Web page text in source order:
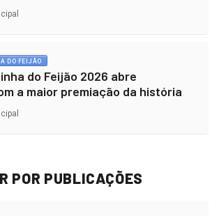
DO FEIJÃO
do Feijão 2026 abre
a maior premiação da história
POR PUBLICAÇÕES